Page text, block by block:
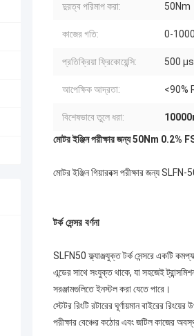
দুরত্ব পরিমাপ করা: 50Nm
কাজের গতি: 0-
প্রতিক্রিয়া ফ্রিকোয়েন্সি: 500 μs
আপেক্ষিক আদ্রতা: <90%
বিশেষভাবে তুলে ধরা:
মোটর ইঞ্জিন পরীক্ষার জন্য 50Nm 0.2%
মোটর ইঞ্জিন গিয়ারবক্স পরীক্ষার জন্য
টর্ক সেন্সর বর্ণনা
SLFN50 ফ্ল্যাঞ্জযুক্ত টর্ক সেন্সরে একটি
এন্ডের সাথে সংযুক্ত থাকে, যা সহজেই
সরঞ্জামগুলিতে ইনস্টল করা যেতে পারে।
স্টেটর রিংটি রটারের ঘূর্ণায়মান বাইরের
পরীক্ষার বেঞ্চের কঠোর এবং জটিল কাজের